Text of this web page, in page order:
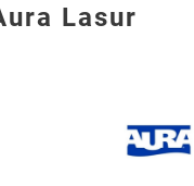
Lasur